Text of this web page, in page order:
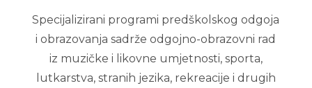
Specijalizirani programi predškolskog odgoja
i obrazovanja sadrže odgojno-obrazovni rad
iz muzičke i likovne umjetnosti, sporta,
lutkarstva, stranih jezika, rekreacije i drugih